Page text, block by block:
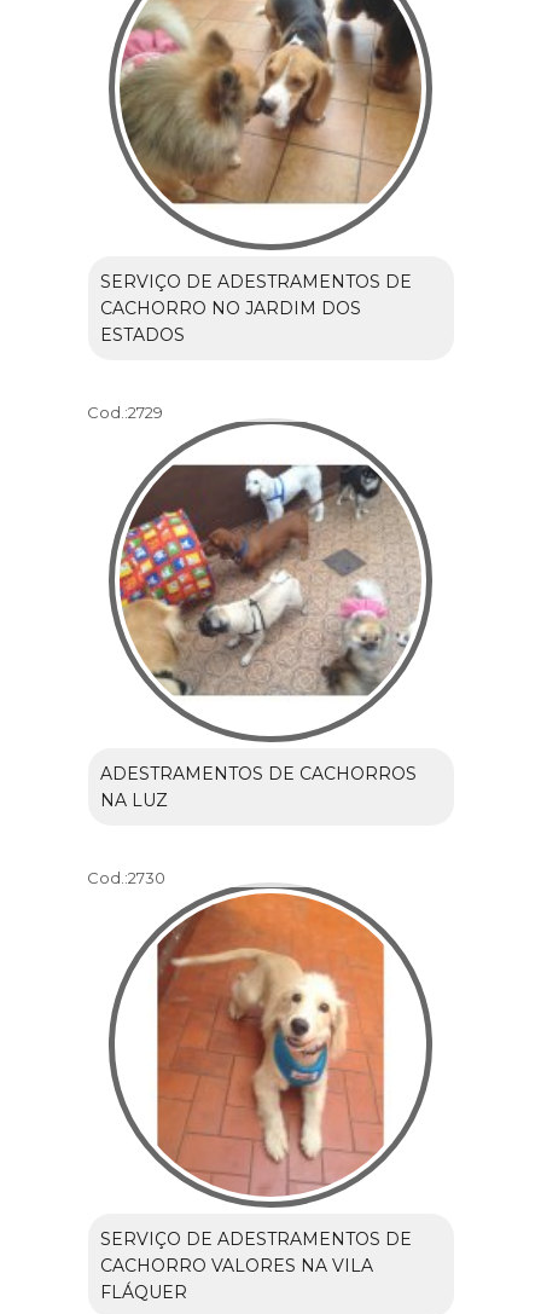
SERVIÇO DE ADESTRAMENTOS DE
CACHORRO NO JARDIM DOS
ESTADOS
Cod.:2729
ADESTRAMENTOS DE CACHORROS
NA LUZ
Cod.:2730
SERVIÇO DE ADESTRAMENTOS DE
CACHORRO VALORES NA VILA
FLÁQUER